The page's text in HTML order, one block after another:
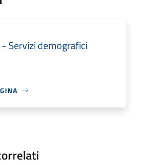
Servizi demografici